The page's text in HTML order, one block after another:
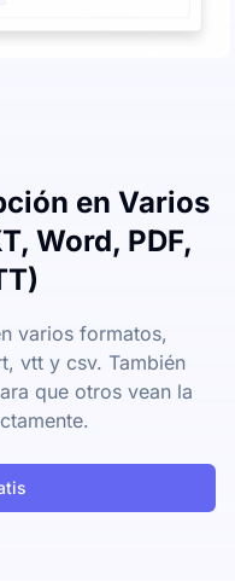
en Varios
Word, PDF,
varios formatos,
vtt y csv. También
que otros vean la